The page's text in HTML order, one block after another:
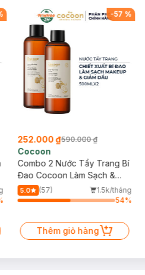
-57 %
252.000 ₫590.000 ₫
Cocoon
Combo 2 Nước Tẩy Trang Bí
Đao Cocoon Làm Sạch &
Giảm Dầu 500ml
5.0 (57)
1.5k/tháng
54%
Thêm giỏ hàng